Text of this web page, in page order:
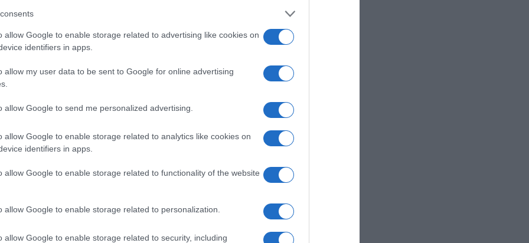
allow Google to enable storage related to advertising like cookies on
identifiers in apps.
allow my user data to be sent to Google for online advertising
allow Google to send me personalized advertising.
allow Google to enable storage related to analytics like cookies on
identifiers in apps.
allow Google to enable storage related to functionality of the website
allow Google to enable storage related to personalization.
allow Google to enable storage related to security, including
στην Ελλάδα – 23 νέα μέσα σε
σπουδαίου καλλιτέχνη στο Α’
πολωμένο μελτέμι ήταν ένα “από τα
50 χρόνων” – Η ανάρτηση Κολυδά